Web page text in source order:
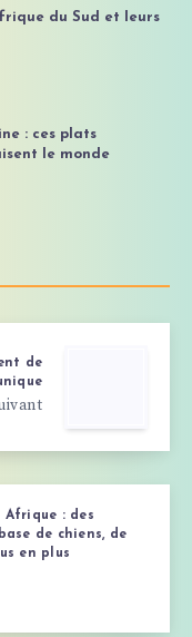
du Sud et leurs
: ces plats
le monde
de
: des
de chiens, de
en plus